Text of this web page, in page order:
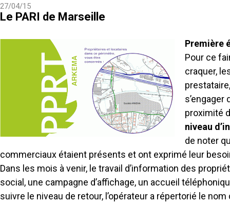
27/04/15
Le PARI de Marseille
Première
Pour ce
craquer,
proximité
niveau
de noter
commerciaux étaient présents et ont exprimé leur
Dans les mois à venir, le travail d’information des
social, une campagne d’affichage, un accueil
suivre le niveau de retour, l’opérateur a répertorié le